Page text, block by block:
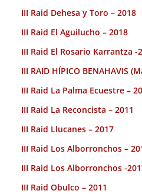
III Raid Dehesa y Toro – 2018
III Raid El Aguilucho – 2018
III Raid El Rosario Karrantza -
III RAID HÍPICO BENAHAVIS
III Raid La Palma Ecuestre –
III Raid La Reconcista – 2011
III Raid Llucanes – 2017
III Raid Los Alborronchos –
III Raid Los Alborronchos -
III Raid Obulco – 2011